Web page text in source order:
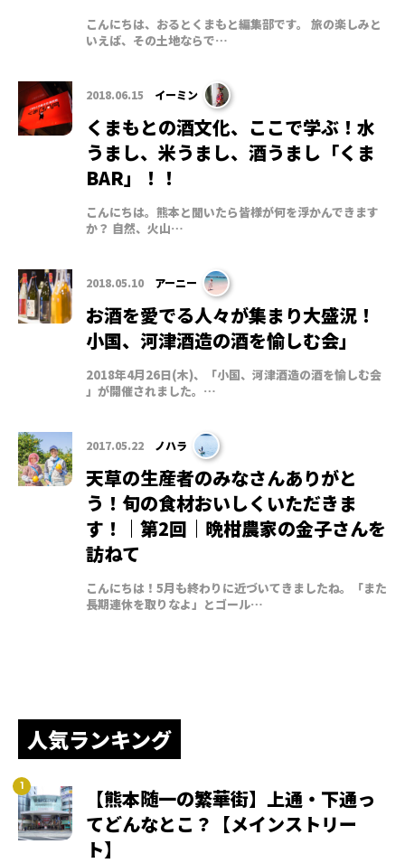
こんにちは、おるとくまもと編集部です。 旅の楽しみと
いえば、その土地ならで…
2018.06.15 イーミン
くまもとの酒文化、ここで学ぶ！水
うまし、米うまし、酒うまし「くま
BAR」！！
こんにちは。熊本と聞いたら皆様が何を浮かんできます
か？ 自然、火山…
2018.05.10 アーニー
お酒を愛でる人々が集まり大盛況！
小国、河津酒造の酒を愉しむ会」
2018年4月26日(木)、「小国、河津酒造の酒を愉しむ会
」が開催されました。…
2017.05.22 ノハラ
天草の生産者のみなさんありがと
う！旬の食材おいしくいただきま
す！｜第2回｜晩柑農家の金子さんを
訪ねて
こんにちは！5月も終わりに近づいてきましたね。「また
長期連休を取りなよ」とゴール…
人気ランキング
【熊本随一の繁華街】上通・下通っ
てどんなとこ？【メインストリー
ト】